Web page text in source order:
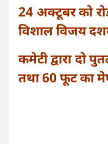
24 अक्टूबर को
विशाल विजय
कमेटी द्वारा दो
तथा 60 फूट का